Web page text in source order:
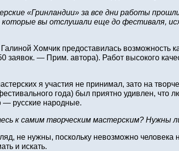
«Гринландии» за все дни работы
вы отслушали еще до фестиваля,
Хомчик предоставилась возможность
заявок. — Прим. автора). Работ высокого
я участия не принимал, зато на
года) был приятно удивлен,
— русские народные.
к самим творческим мастерским? Нужны
не нужны, поскольку невозможно человека
и искать.